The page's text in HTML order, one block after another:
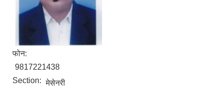
फोन:
9817221438
Section: मेसेनरी